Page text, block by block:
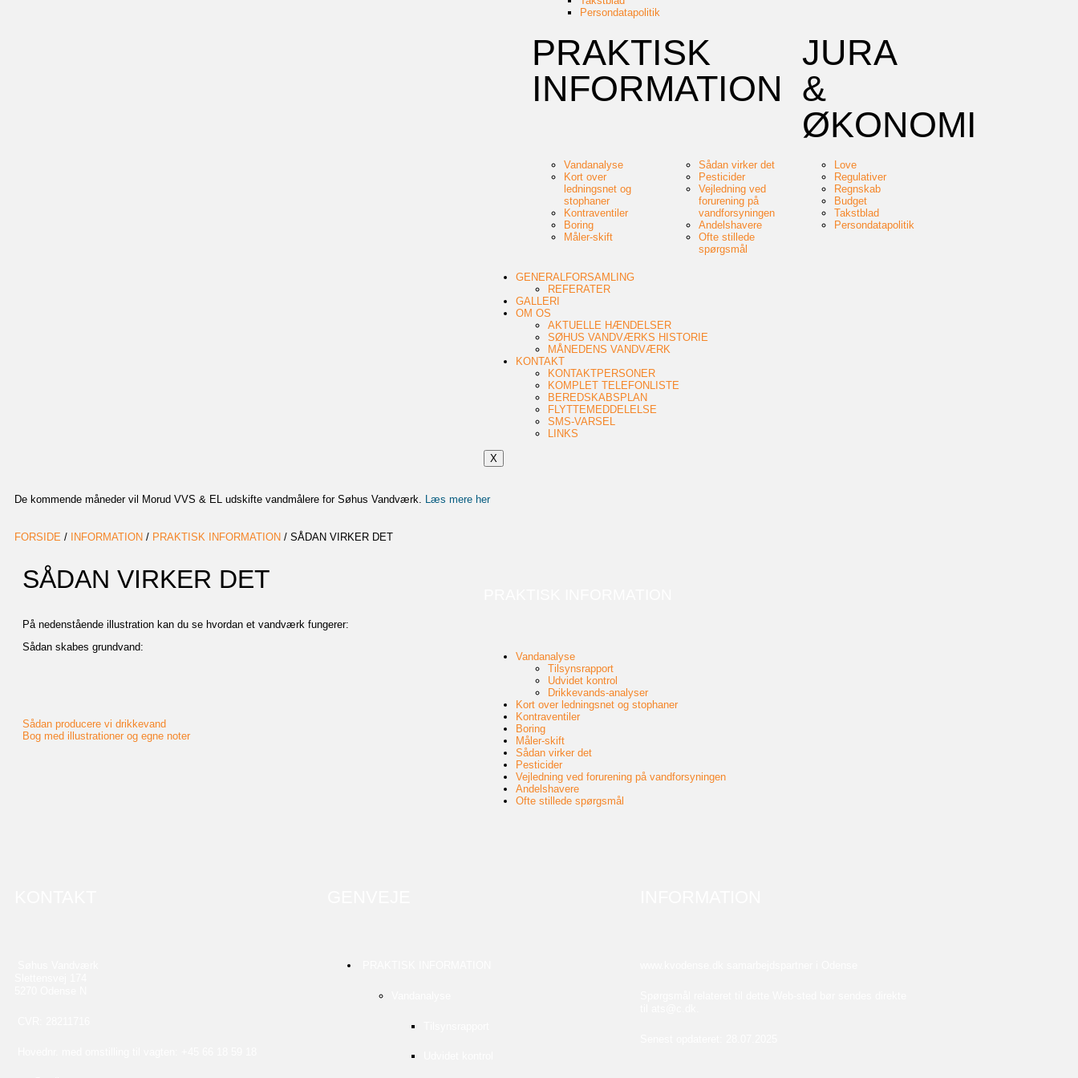
Persondatapolitik
PRAKTISK
INFORMATION
JURA
&
ØKONOMI
Vandanalyse
Kort over
ledningsnet og
stophaner
Kontraventiler
Boring
Måler-skift
Sådan virker det
Pesticider
Vejledning ved
forurening på
vandforsyningen
Andelshavere
Ofte stillede
spørgsmål
Love
Regulativer
Regnskab
Budget
Takstblad
Persondatapolitik
GENERALFORSAMLING
REFERATER
GALLERI
OM OS
AKTUELLE HÆNDELSER
SØHUS VANDVÆRKS HISTORIE
MÅNEDENS VANDVÆRK
KONTAKT
KONTAKTPERSONER
KOMPLET TELEFONLISTE
BEREDSKABSPLAN
FLYTTEMEDDELELSE
SMS-VARSEL
LINKS
X
De kommende måneder vil Morud VVS & EL udskifte vandmålere for Søhus Vandværk. Læs mere her
FORSIDE / INFORMATION / PRAKTISK INFORMATION / SÅDAN VIRKER DET
SÅDAN VIRKER DET
På nedenstående illustration kan du se hvordan et vandværk fungerer:
Sådan skabes grundvand:
Sådan producere vi drikkevand
Bog med illustrationer og egne noter
Vandanalyse
Tilsynsrapport
Udvidet kontrol
Drikkevands-analyser
Kort over ledningsnet og stophaner
Kontraventiler
Boring
Måler-skift
Sådan virker det
Pesticider
Vejledning ved forurening på vandforsyningen
Andelshavere
Ofte stillede spørgsmål